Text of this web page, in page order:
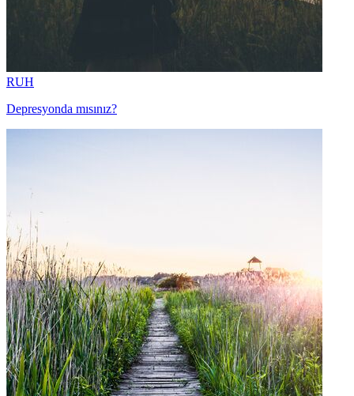
RUH
Depresyonda mısınız?